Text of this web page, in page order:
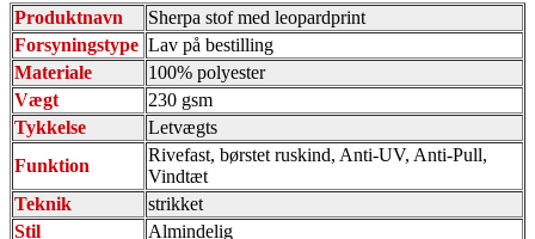
Produktnavn
Sherpa stof med leopardprint
Forsyningstype Lav på bestilling
Materiale
100% polyester
Vægt
230 gsm
Tykkelse
Letvægts
Funktion
Rivefast, børstet ruskind, Anti-UV, Anti-Pull,
Vindtæt
Teknik
strikket
Stil
Almindelig